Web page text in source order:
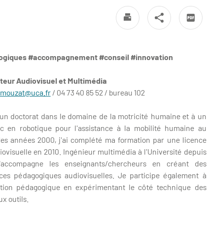
#accompagnement #conseil #innovation
Audiovisuel et Multimédia
/ 04 73 40 85 52 / bureau 102
doctorat dans le domaine de la motricité humaine et à un
en robotique pour l'assistance à la mobilité humaine au
années 2000, j'ai complété ma formation par une licence
en 2010. Ingénieur multimédia à l'Université depuis
les enseignants/chercheurs en créant des
pédagogiques audiovisuelles. Je participe également à
pédagogique en expérimentant le côté technique des
outils.